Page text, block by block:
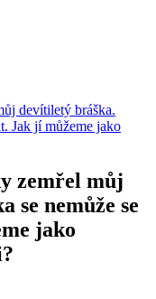
devítiletý bráška.
Jak jí můžeme jako
zemřel můj
se nemůže se
jako